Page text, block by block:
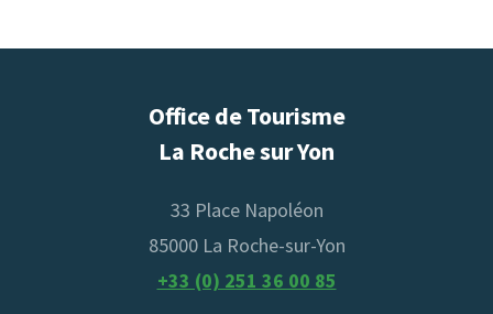
Services
CHAISE HAUTE / RÉHAUSSEUR
TABLE À LANGER
WIFI
Office de Tourisme
La Roche sur Yon
33 Place Napoléon
85000 La Roche-sur-Yon
+33 (0) 251 36 00 85